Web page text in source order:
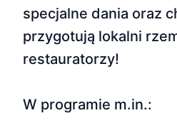
specjalne dania oraz
przygotują lokalni
restauratorzy!
W programie m.in.: